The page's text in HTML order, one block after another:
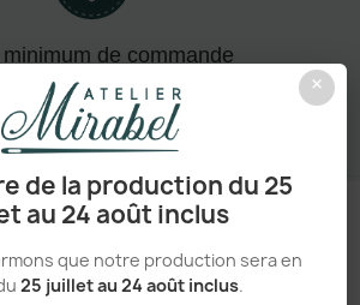
×
de la production du 25
au 24 août inclus
que notre production sera en
25 juillet au 24 août inclus.
de commande